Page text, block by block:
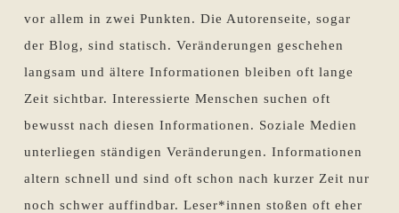
vor allem in zwei Punkten. Die Autorenseite, sogar
der Blog, sind statisch. Veränderungen geschehen
langsam und ältere Informationen bleiben oft lange
Zeit sichtbar. Interessierte Menschen suchen oft
bewusst nach diesen Informationen. Soziale Medien
unterliegen ständigen Veränderungen. Informationen
altern schnell und sind oft schon nach kurzer Zeit nur
noch schwer auffindbar. Leser*innen stoßen oft eher